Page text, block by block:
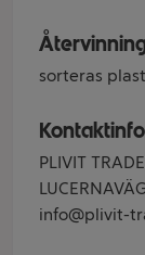
sorteras plast
PLIVIT
info@plivit-